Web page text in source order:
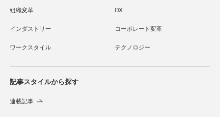
組織変革 DX
インダストリー コーポレート変革
ワークスタイル テクノロジー
記事スタイルから探す
連載記事